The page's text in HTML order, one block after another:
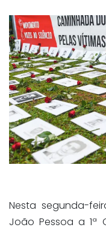
Nesta segunda-
João Pessoa a 1ª